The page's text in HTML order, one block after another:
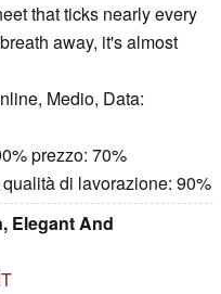
that ticks nearly every
away, it's almost
Medio, Data:
prezzo: 70%
di lavorazione: 90%
Elegant And